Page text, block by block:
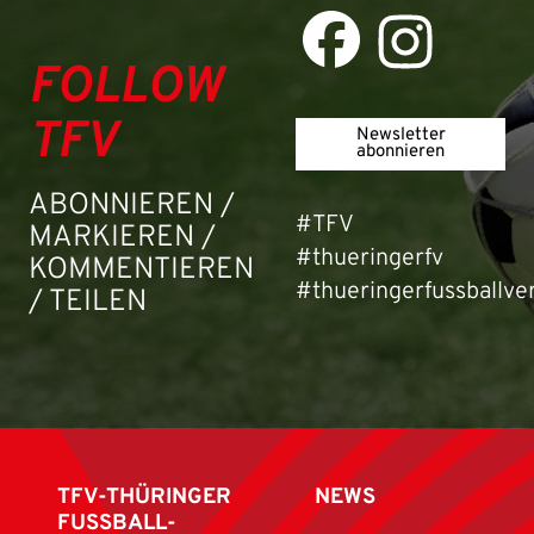
FOLLOW
TFV
ABONNIEREN /
MARKIEREN /
KOMMENTIEREN
/ TEILEN
Newsletter
abonnieren
#TFV
#thueringerfv
TFV-THÜRINGER
FUSSBALL-
NEWS